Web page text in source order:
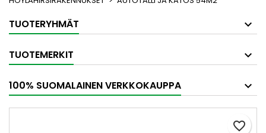
TUOTERYHMÄT
TUOTEMERKIT
100% SUOMALAINEN VERKKOKAUPPA
favorite_border